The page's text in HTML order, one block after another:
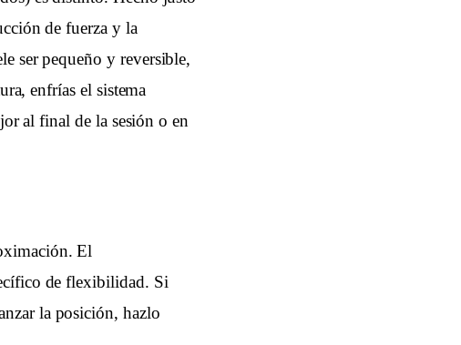
de fuerza y la
ser pequeño y reversible,
enfrías el sistema
al final de la sesión o en
El
de flexibilidad. Si
la posición, hazlo